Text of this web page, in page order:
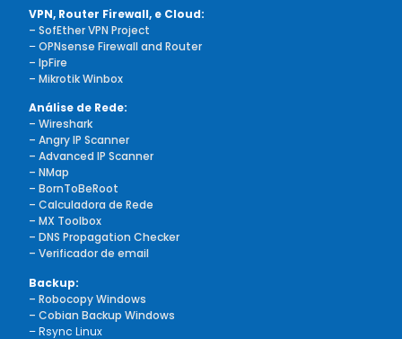
VPN, Router Firewall, e Cloud:
– SofEther VPN Project
–OPNsense Firewall and Router
– IpFire
– Mikrotik Winbox
Análise de Rede:
– Wireshark
– Angry IP Scanner
– Advanced IP Scanner
– NMap
– BornToBeRoot
– Calculadora de Rede
– MX Toolbox
– DNS Propagation Checker
– Verificador de email
Backup:
– Robocopy Windows
– Cobian Backup Windows
– Rsync Linux